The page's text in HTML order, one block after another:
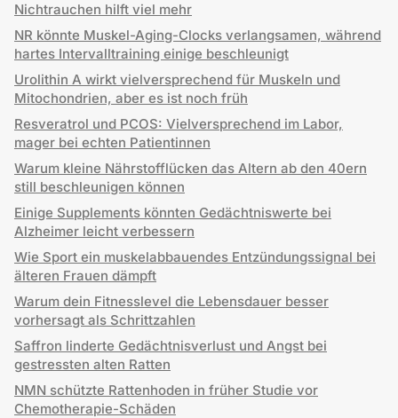
Nichtrauchen hilft viel mehr
NR könnte Muskel-Aging-Clocks verlangsamen, während
hartes Intervalltraining einige beschleunigt
Urolithin A wirkt vielversprechend für Muskeln und
Mitochondrien, aber es ist noch früh
Resveratrol und PCOS: Vielversprechend im Labor,
mager bei echten Patientinnen
Warum kleine Nährstofflücken das Altern ab den 40ern
still beschleunigen können
Einige Supplements könnten Gedächtniswerte bei
Alzheimer leicht verbessern
Wie Sport ein muskelabbauendes Entzündungssignal bei
älteren Frauen dämpft
Warum dein Fitnesslevel die Lebensdauer besser
vorhersagt als Schrittzahlen
Saffron linderte Gedächtnisverlust und Angst bei
gestressten alten Ratten
NMN schützte Rattenhoden in früher Studie vor
Chemotherapie-Schäden